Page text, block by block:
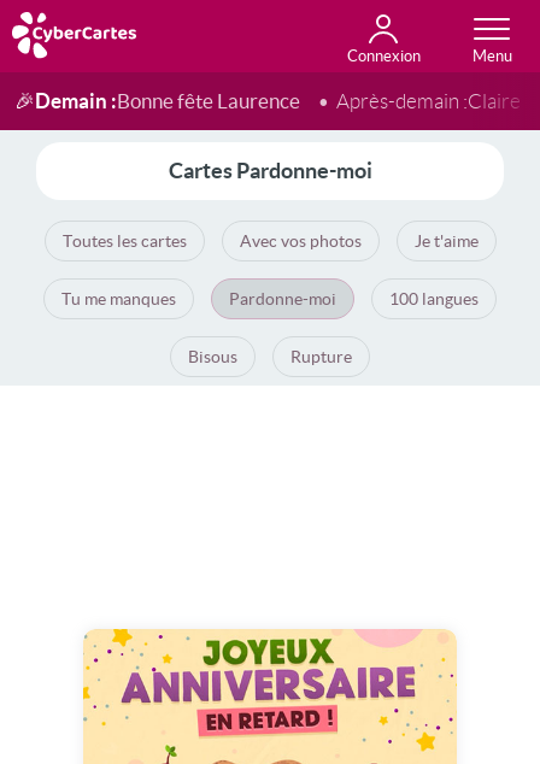
Connexion
Anniversaire
Fête du jour
Amour
Amitié
Merci
Toutes les cartes
🎉Demain :Bonne fête Laurence Après-demain :Claire
Cartes Pardonne-moi
Toutes les cartes Avec vos photos Je t'aime
Tu me manques Pardonne-moi 100 langues
Bisous Rupture